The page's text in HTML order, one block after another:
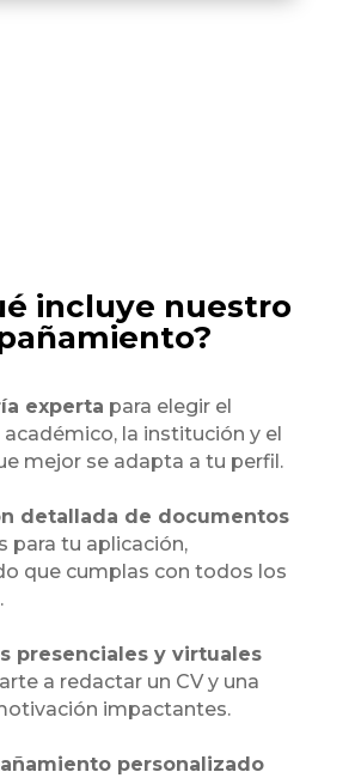
incluye nuestro
experta para elegir el
la institución y el
mejor se adapta a tu perfil.
detallada de documentos
para tu aplicación,
que cumplas con todos los
presenciales y virtuales
a redactar un CV y una
impactantes.
personalizado